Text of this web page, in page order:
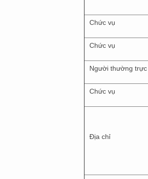
Chức vụ
Chức vụ
Người thường trực
Chức vụ
Địa chỉ